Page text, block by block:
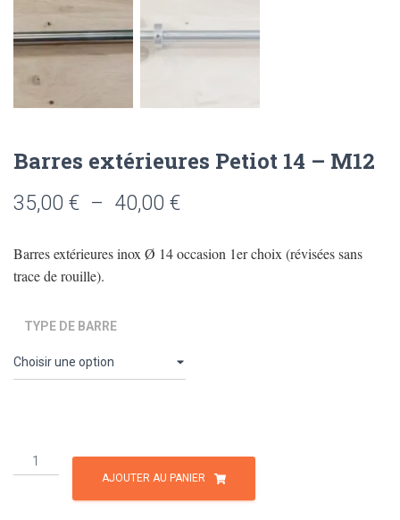
Barres extérieures Petiot 14 – M12
35,00 € – 40,00 €Plage
40,00 €
Barres extérieures inox Ø 14 occasion 1er choix (révisées sans
trace de rouille).
TYPE DE BARRE
quantité
de
AJOUTER AU PANIER